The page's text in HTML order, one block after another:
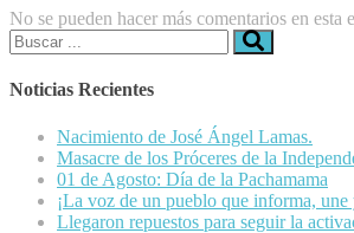
No se pueden hacer más comentarios en esta
Buscar:
Noticias Recientes
Nacimiento de José Ángel Lamas.
Masacre de los Próceres de la
01 de Agosto: Día de la Pachamama
¡La voz de un pueblo que informa, une
Llegaron repuestos para seguir la